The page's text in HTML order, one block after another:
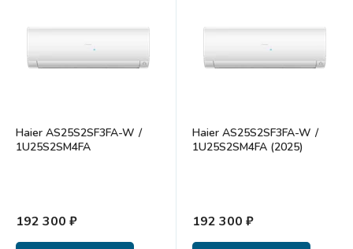
Haier AS25S2SF3FA-W /
1U25S2SM4FA
192 300 ₽
Haier AS25S2SF3FA-W /
1U25S2SM4FA (2025)
192 300 ₽